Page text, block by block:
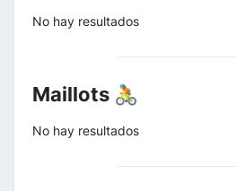
No hay resultados
Maillots 🚴
No hay resultados